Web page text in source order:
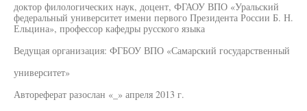
доктор филологических наук, доцент, ФГАОУ ВПО «Уральский
федеральный университет имени первого Президента России Б. Н.
Ельцина», профессор кафедры русского языка
Ведущая организация: ФГБОУ ВПО «Самарский государственный
университет»
Автореферат разослан «_» апреля 2013 г.